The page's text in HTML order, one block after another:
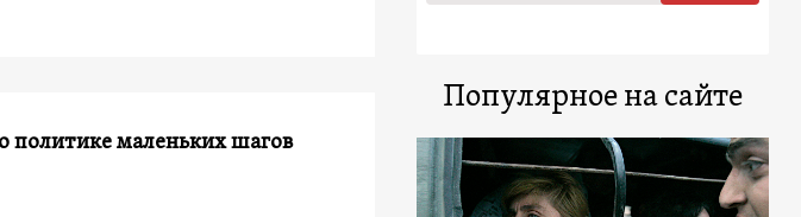
политике маленьких шагов
Популярное на сайте